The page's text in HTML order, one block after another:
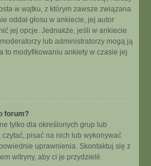
w wątku, z którym zawsze związana
oddał głosu w ankiecie, jej autor
jej opcje. Jednakże, jeśli w ankiecie
lub administratorzy mogą ją
to modyfikowaniu ankiety w czasie jej
forum?
tylko dla określonych grup lub
pisać na nich lub wykonywać
uprawnienia. Skontaktuj się z
witryny, aby ci je przydzielił.